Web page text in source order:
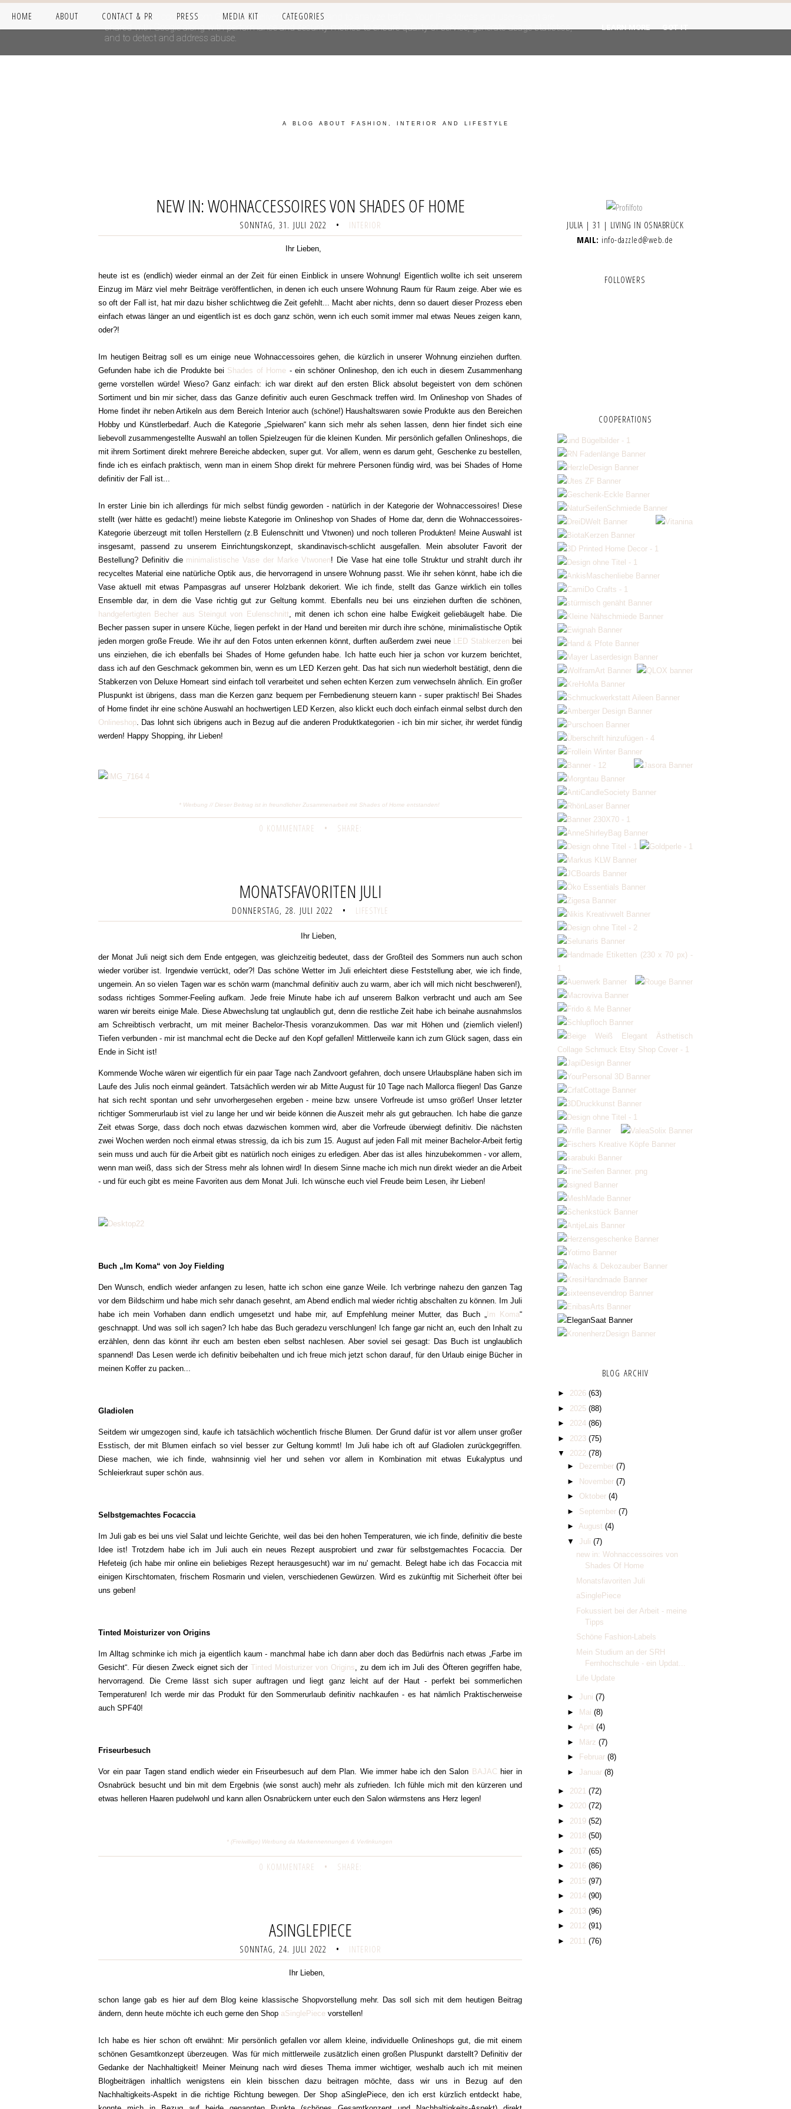
HOME ABOUT CONTACT & PR PRESS MEDIA KIT CATEGORIES
A BLOG ABOUT FASHION, INTERIOR AND LIFESTYLE
NEW IN: WOHNACCESSOIRES VON SHADES OF HOME
SONNTAG, 31. JULI 2022 • INTERIOR
Ihr Lieben,
heute ist es (endlich) wieder einmal an der Zeit für einen Einblick in unsere Wohnung! Eigentlich wollte ich seit unserem
Einzug im März viel mehr Beiträge veröffentlichen, in denen ich euch unsere Wohnung Raum für Raum zeige. Aber wie es
so oft der Fall ist, hat mir dazu bisher schlichtweg die Zeit gefehlt... Macht aber nichts, denn so dauert dieser Prozess eben
einfach etwas länger an und eigentlich ist es doch ganz schön, wenn ich euch somit immer mal etwas Neues zeigen kann,
oder?!
Im heutigen Beitrag soll es um einige neue Wohnaccessoires gehen, die kürzlich in unserer Wohnung einziehen durften.
Gefunden habe ich die Produkte bei Shades of Home - ein schöner Onlineshop, den ich euch in diesem Zusammenhang
gerne vorstellen würde! Wieso? Ganz einfach: ich war direkt auf den ersten Blick absolut begeistert von dem schönen
Sortiment und bin mir sicher, dass das Ganze definitiv auch euren Geschmack treffen wird. Im Onlineshop von Shades of
Home findet ihr neben Artikeln aus dem Bereich Interior auch (schöne!) Haushaltswaren sowie Produkte aus den Bereichen
Hobby und Künstlerbedarf. Auch die Kategorie „Spielwaren“ kann sich mehr als sehen lassen, denn hier findet sich eine
liebevoll zusammengestellte Auswahl an tollen Spielzeugen für die kleinen Kunden. Mir persönlich gefallen Onlineshops, die
mit ihrem Sortiment direkt mehrere Bereiche abdecken, super gut. Vor allem, wenn es darum geht, Geschenke zu bestellen,
finde ich es einfach praktisch, wenn man in einem Shop direkt für mehrere Personen fündig wird, was bei Shades of Home
definitiv der Fall ist...
In erster Linie bin ich allerdings für mich selbst fündig geworden - natürlich in der Kategorie der Wohnaccessoires! Diese
stellt (wer hätte es gedacht!) meine liebste Kategorie im Onlineshop von Shades of Home dar, denn die Wohnaccessoires-
Kategorie überzeugt mit tollen Herstellern (z.B Eulenschnitt und Vtwonen) und noch tolleren Produkten! Meine Auswahl ist
insgesamt, passend zu unserem Einrichtungskonzept, skandinavisch-schlicht ausgefallen. Mein absoluter Favorit der
Bestellung? Definitiv die minimalistische Vase der Marke Vtwonen! Die Vase hat eine tolle Struktur und strahlt durch ihr
recyceltes Material eine natürliche Optik aus, die hervorragend in unsere Wohnung passt. Wie ihr sehen könnt, habe ich die
Vase aktuell mit etwas Pampasgras auf unserer Holzbank dekoriert. Wie ich finde, stellt das Ganze wirklich ein tolles
Ensemble dar, in dem die Vase richtig gut zur Geltung kommt. Ebenfalls neu bei uns einziehen durften die schönen,
handgefertigten Becher aus Steingut von Eulenschnitt, mit denen ich schon eine halbe Ewigkeit geliebäugelt habe. Die
Becher passen super in unsere Küche, liegen perfekt in der Hand und bereiten mir durch ihre schöne, minimalistische Optik
jeden morgen große Freude. Wie ihr auf den Fotos unten erkennen könnt, durften außerdem zwei neue LED Stabkerzen bei
uns einziehen, die ich ebenfalls bei Shades of Home gefunden habe. Ich hatte euch hier ja schon vor kurzem berichtet,
dass ich auf den Geschmack gekommen bin, wenn es um LED Kerzen geht. Das hat sich nun wiederholt bestätigt, denn die
Stabkerzen von Deluxe Homeart sind einfach toll verarbeitet und sehen echten Kerzen zum verwechseln ähnlich. Ein großer
Pluspunkt ist übrigens, dass man die Kerzen ganz bequem per Fernbedienung steuern kann - super praktisch! Bei Shades
of Home findet ihr eine schöne Auswahl an hochwertigen LED Kerzen, also klickt euch doch einfach einmal selbst durch den
Onlineshop. Das lohnt sich übrigens auch in Bezug auf die anderen Produktkategorien - ich bin mir sicher, ihr werdet fündig
werden! Happy Shopping, ihr Lieben!
* Werbung // Dieser Beitrag ist in freundlicher Zusammenarbeit mit Shades of Home entstanden!
0 KOMMENTARE • SHARE:
MONATSFAVORITEN JULI
DONNERSTAG, 28. JULI 2022 • LIFESTYLE
Ihr Lieben,
der Monat Juli neigt sich dem Ende entgegen, was gleichzeitig bedeutet, dass der Großteil des Sommers nun auch schon
wieder vorüber ist. Irgendwie verrückt, oder?! Das schöne Wetter im Juli erleichtert diese Feststellung aber, wie ich finde,
ungemein. An so vielen Tagen war es schön warm (manchmal definitiv auch zu warm, aber ich will mich nicht beschweren!),
sodass richtiges Sommer-Feeling aufkam. Jede freie Minute habe ich auf unserem Balkon verbracht und auch am See
waren wir bereits einige Male. Diese Abwechslung tat unglaublich gut, denn die restliche Zeit habe ich beinahe ausnahmslos
am Schreibtisch verbracht, um mit meiner Bachelor-Thesis voranzukommen. Das war mit Höhen und (ziemlich vielen!)
Tiefen verbunden - mir ist manchmal echt die Decke auf den Kopf gefallen! Mittlerweile kann ich zum Glück sagen, dass ein
Ende in Sicht ist!
Kommende Woche wären wir eigentlich für ein paar Tage nach Zandvoort gefahren, doch unsere Urlaubspläne haben sich im
Laufe des Julis noch einmal geändert. Tatsächlich werden wir ab Mitte August für 10 Tage nach Mallorca fliegen! Das Ganze
hat sich recht spontan und sehr unvorhergesehen ergeben - meine bzw. unsere Vorfreude ist umso größer! Unser letzter
richtiger Sommerurlaub ist viel zu lange her und wir beide können die Auszeit mehr als gut gebrauchen. Ich habe die ganze
Zeit etwas Sorge, dass doch noch etwas dazwischen kommen wird, aber die Vorfreude überwiegt definitiv. Die nächsten
zwei Wochen werden noch einmal etwas stressig, da ich bis zum 15. August auf jeden Fall mit meiner Bachelor-Arbeit fertig
sein muss und auch für die Arbeit gibt es natürlich noch einiges zu erledigen. Aber das ist alles hinzubekommen - vor allem,
wenn man weiß, dass sich der Stress mehr als lohnen wird! In diesem Sinne mache ich mich nun direkt wieder an die Arbeit
- und für euch gibt es meine Favoriten aus dem Monat Juli. Ich wünsche euch viel Freude beim Lesen, ihr Lieben!
Buch „Im Koma“ von Joy Fielding
Den Wunsch, endlich wieder anfangen zu lesen, hatte ich schon eine ganze Weile. Ich verbringe nahezu den ganzen Tag
vor dem Bildschirm und habe mich sehr danach gesehnt, am Abend endlich mal wieder richtig abschalten zu können. Im Juli
habe ich mein Vorhaben dann endlich umgesetzt und habe mir, auf Empfehlung meiner Mutter, das Buch „ Im Koma“
geschnappt. Und was soll ich sagen? Ich habe das Buch geradezu verschlungen! Ich fange gar nicht an, euch den Inhalt zu
erzählen, denn das könnt ihr euch am besten eben selbst nachlesen. Aber soviel sei gesagt: Das Buch ist unglaublich
spannend! Das Lesen werde ich definitiv beibehalten und ich freue mich jetzt schon darauf, für den Urlaub einige Bücher in
meinen Koffer zu packen...
Gladiolen
Seitdem wir umgezogen sind, kaufe ich tatsächlich wöchentlich frische Blumen. Der Grund dafür ist vor allem unser großer
Esstisch, der mit Blumen einfach so viel besser zur Geltung kommt! Im Juli habe ich oft auf Gladiolen zurückgegriffen.
Diese machen, wie ich finde, wahnsinnig viel her und sehen vor allem in Kombination mit etwas Eukalyptus und
Schleierkraut super schön aus.
Selbstgemachtes Focaccia
Im Juli gab es bei uns viel Salat und leichte Gerichte, weil das bei den hohen Temperaturen, wie ich finde, definitiv die beste
Idee ist! Trotzdem habe ich im Juli auch ein neues Rezept ausprobiert und zwar für selbstgemachtes Focaccia. Der
Hefeteig (ich habe mir online ein beliebiges Rezept herausgesucht) war im nu' gemacht. Belegt habe ich das Focaccia mit
einigen Kirschtomaten, frischem Rosmarin und vielen, verschiedenen Gewürzen. Wird es zukünftig mit Sicherheit öfter bei
uns geben!
Tinted Moisturizer von Origins
Im Alltag schminke ich mich ja eigentlich kaum - manchmal habe ich dann aber doch das Bedürfnis nach etwas „Farbe im
Gesicht“. Für diesen Zweck eignet sich derTinted Moisturizer von Origins, zu dem ich im Juli des Öfteren gegriffen habe,
hervorragend. Die Creme lässt sich super auftragen und liegt ganz leicht auf der Haut - perfekt bei sommerlichen
Temperaturen! Ich werde mir das Produkt für den Sommerurlaub definitiv nachkaufen - es hat nämlich Praktischerweise
auch SPF40!
Friseurbesuch
Vor ein paar Tagen stand endlich wieder ein Friseurbesuch auf dem Plan. Wie immer habe ich den Salon BAJAC hier in
Osnabrück besucht und bin mit dem Ergebnis (wie sonst auch) mehr als zufrieden. Ich fühle mich mit den kürzeren und
etwas helleren Haaren pudelwohl und kann allen Osnabrückern unter euch den Salon wärmstens ans Herz legen!
* (Freiwillige) Werbung da Markennennungen & Verlinkungen
0 KOMMENTARE • SHARE:
ASINGLEPIECE
SONNTAG, 24. JULI 2022 • INTERIOR
Ihr Lieben,
schon lange gab es hier auf dem Blog keine klassische Shopvorstellung mehr. Das soll sich mit dem heutigen Beitrag
ändern, denn heute möchte ich euch gerne den Shop aSinglePiece vorstellen!
Ich habe es hier schon oft erwähnt: Mir persönlich gefallen vor allem kleine, individuelle Onlineshops gut, die mit einem
schönen Gesamtkonzept überzeugen. Was für mich mittlerweile zusätzlich einen großen Pluspunkt darstellt? Definitiv der
Gedanke der Nachhaltigkeit! Meiner Meinung nach wird dieses Thema immer wichtiger, weshalb auch ich mit meinen
Blogbeiträgen inhaltlich wenigstens ein klein bisschen dazu beitragen möchte, dass wir uns in Bezug auf den
Nachhaltigkeits-Aspekt in die richtige Richtung bewegen. Der Shop aSinglePiece, den ich erst kürzlich entdeckt habe,
JULIA | 31 | LIVING IN OSNABRÜCK
MAIL: info-dazzled@web.de
FOLLOWERS
COOPERATIONS
BLOG ARCHIV
► 2026 (63)
► 2025 (88)
► 2024 (86)
► 2023 (75)
▼ 2022 (78)
►
Dezember (7)
►
November (7)
► Oktober (4)
► September (7)
► August (4)
▼ Juli (7)
new in: Wohnaccessoires von
Shades Of Home
Monatsfavoriten Juli
aSinglePiece
Fokussiert bei der Arbeit - meine
Tipps
Schöne Fashion-Labels
Mein Studium an der SRH
Fernhochschule - ein Updat...
Life Update
► Juni (7)
► Mai (8)
► April (4)
► März (7)
►
Februar (8)
► Januar (8)
► 2021 (72)
► 2020 (72)
► 2019 (52)
► 2018 (50)
► 2017 (65)
► 2016 (86)
► 2015 (97)
► 2014 (90)
► 2013 (96)
► 2012 (91)
► 2011 (76)
This site uses cookies from Google to deliver its services and to analyze traffic. Your IP address and user-agent are
shared with Google along with performance and security metrics to ensure quality of service, generate usage statistics,
and to detect and address abuse.
LEARN MORE GOT IT